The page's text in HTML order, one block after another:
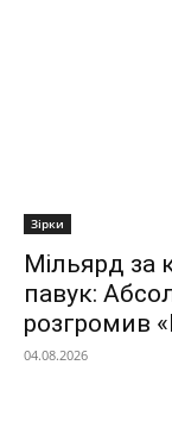
Зірки
Мільярд за
павук:
розгромив
04.08.2026